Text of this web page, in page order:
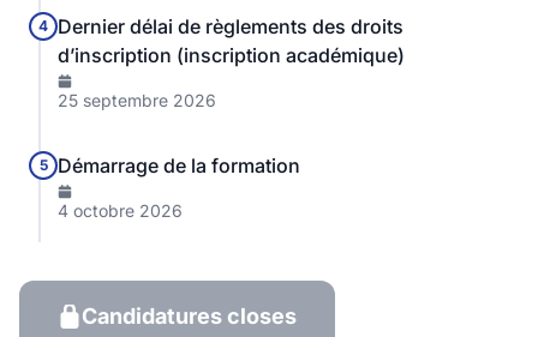
4 Dernier délai de règlements des droits
d’inscription (inscription académique)
25 septembre 2026
5 Démarrage de la formation
4 octobre 2026
Candidatures closes